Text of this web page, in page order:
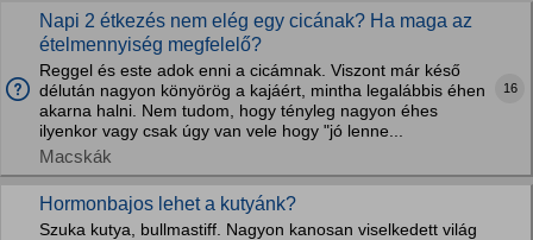
Napi 2 étkezés nem elég egy cicának? Ha maga az
ételmennyiség megfelelő?
Reggel és este adok enni a cicámnak. Viszont már késő
délután nagyon könyörög a kajáért, mintha legalábbis éhen
akarna halni. Nem tudom, hogy tényleg nagyon éhes
ilyenkor vagy csak úgy van vele hogy "jó lenne...
Macskák
16
Hormonbajos lehet a kutyánk?
Szuka kutya, bullmastiff. Nagyon kanosan viselkedett világ